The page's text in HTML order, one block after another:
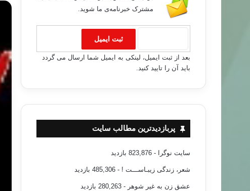
۹۰/۰۹/۲۸
مسلمانان در مدرنيته كردن جهان
مشترک خبرنامه‌ی ما شوید.
بعد از ثبت ایمیل، لینکی به ایمیل شما ارسال می گردد
باید آن را تایید کنید.
پربازدیدترین مطالب سایت
سایت نوگرا - 823,876 بازدید
شعر، زندگی زیبـاســـت ! - 485,306 بازدید
عشق زن به غیر شوهر - 280,263 بازدید